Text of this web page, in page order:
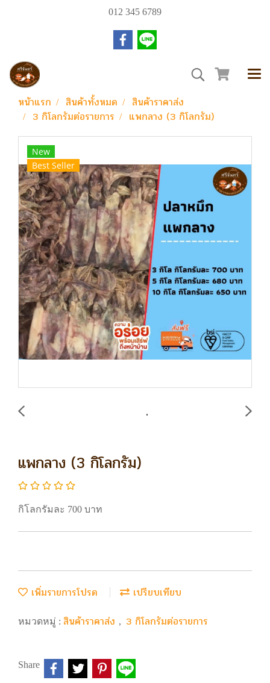
012 345 6789
หน้าแรก สินค้าทั้งหมด
สินค้าราคาส่ง
3 กิโลกรัมต่อรายการ
แพกลาง (3 กิโลกรัม)
New
Best Seller
แพกลาง (3 กิโลกรัม)
กิโลกรัมละ 700 บาท
เพิ่มรายการโปรด เปรียบเทียบ
หมวดหมู่ : สินค้าราคาส่ง , 3 กิโลกรัมต่อรายการ
Share